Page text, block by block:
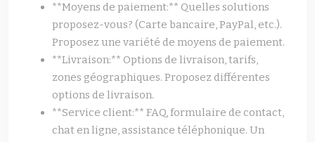
**Moyens de paiement:** Quelles solutions
proposez-vous? (Carte bancaire, PayPal, etc.).
Proposez une variété de moyens de paiement.
**Livraison:** Options de livraison, tarifs,
zones géographiques. Proposez différentes
options de livraison.
**Service client:** FAQ, formulaire de contact,
chat en ligne, assistance téléphonique. Un